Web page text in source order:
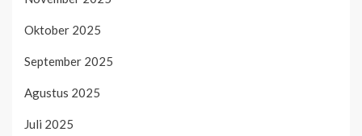
Oktober 2025
September 2025
Agustus 2025
Juli 2025